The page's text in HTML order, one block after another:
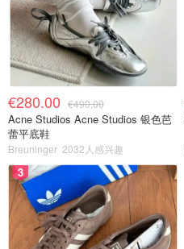
€280.00 €490.00
Acne Studios Acne Studios 银色芭
蕾平底鞋
Breuninger 2032人感兴趣
3